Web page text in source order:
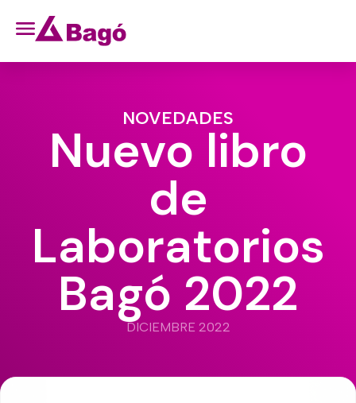
NOVEDADES
Nuevo libro
de
Laboratorios
Bagó 2022
DICIEMBRE 2022